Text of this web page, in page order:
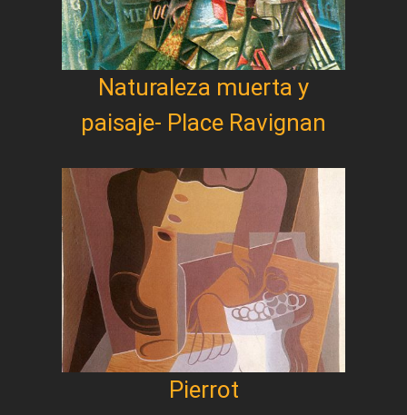
Naturaleza muerta y
paisaje- Place Ravignan
Pierrot